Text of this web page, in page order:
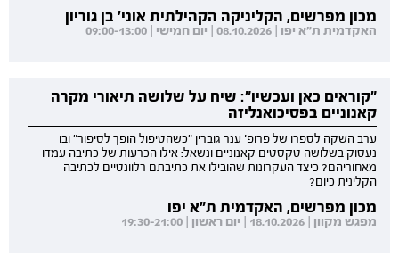
מכון מפרשים, הקליניקה הקהילתית אוני' בן גוריון
האקדמית ת"א יפו | 08.10.2026 | יום חמישי | 09:00-13:00
"קוראים כאן ועכשיו": שיח על שלושה תיאורי מקרה
קאנוניים בפסיכואנליזה
ערב השקה לספרו של פרופ' ענר גוברין "כשהטיפול הופך לסיפור" ובו
נעסוק בשלושה טקסטים קאנוניים ונשאל: אילו הכרעות של כתיבה עמדו
מאחוריהם? כיצד העקרונות שהובילו את כתיבתם רלוונטיים לכתיבה
הקלינית כיום?
מכון מפרשים, האקדמית ת"א יפו
מפגש מקוון | 18.10.2026 | יום ראשון | 19:30-21:00